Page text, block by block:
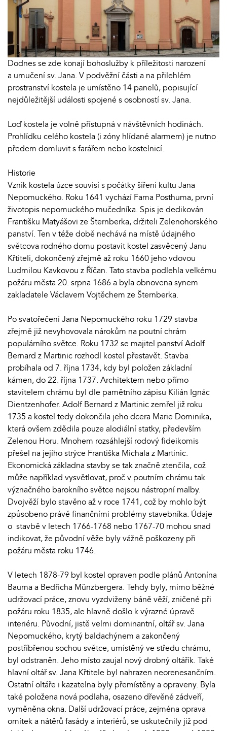
Dodnes se zde konají bohoslužby k příležitosti narození
a umučení sv. Jana. V podvěžní části a na přilehlém
prostranství kostela je umístěno 14 panelů, popisující
nejdůležitější události spojené s osobností sv. Jana.
Loď kostela je volně přístupná v návštěvních hodinách.
Prohlídku celého kostela (i zóny hlídané alarmem) je nutno
předem domluvit s farářem nebo kostelnicí.
Historie
Vznik kostela úzce souvisí s počátky šíření kultu Jana
Nepomuckého. Roku 1641 vychází Fama Posthuma, první
životopis nepomuckého mučedníka. Spis je dedikován
Františku Matyášovi ze Šternberka, držiteli Zelenohorského
panství. Ten v téže době nechává na místě údajného
světcova rodného domu postavit kostel zasvěcený Janu
Křtiteli, dokončený zřejmě až roku 1660 jeho vdovou
Ludmilou Kavkovou z Říčan. Tato stavba podlehla velkému
požáru města 20. srpna 1686 a byla obnovena synem
zakladatele Václavem Vojtěchem ze Šternberka.
Po svatořečení Jana Nepomuckého roku 1729 stavba
zřejmě již nevyhovovala nárokům na poutní chrám
populárního světce. Roku 1732 se majitel panství Adolf
Bernard z Martinic rozhodl kostel přestavět. Stavba
probíhala od 7. října 1734, kdy byl položen základní
kámen, do 22. října 1737. Architektem nebo přímo
stavitelem chrámu byl dle pamětního zápisu Kilián Ignác
Dientzenhofer. Adolf Bernard z Martinic zemřel již roku
1735 a kostel tedy dokončila jeho dcera Marie Dominika,
která ovšem zdědila pouze alodiální statky, především
Zelenou Horu. Mnohem rozsáhlejší rodový fideikomis
přešel na jejího strýce Františka Michala z Martinic.
Ekonomická základna stavby se tak značně ztenčila, což
může například vysvětlovat, proč v poutním chrámu tak
význačného barokního světce nejsou nástropní malby.
Dvojvěží bylo stavěno až v roce 1741, což by mohlo být
způsobeno právě finančními problémy stavebníka. Údaje
o stavbě v letech 1766-1768 nebo 1767-70 mohou snad
indikovat, že původní věže byly vážně poškozeny při
požáru města roku 1746.
V letech 1878-79 byl kostel opraven podle plánů Antonína
Bauma a Bedřicha Münzbergera. Tehdy byly, mimo běžné
udržovací práce, znovu vyzdviženy báně věží, zničené při
požáru roku 1835, ale hlavně došlo k výrazné úpravě
interiéru. Původní, jistě velmi dominantní, oltář sv. Jana
Nepomuckého, krytý baldachýnem a zakončený
postříbřenou sochou světce, umístěný ve středu chrámu,
byl odstraněn. Jeho místo zaujal nový drobný oltářík. Také
hlavní oltář sv. Jana Křtitele byl nahrazen neorenesančním.
Ostatní oltáře i kazatelna byly přemístěny a opraveny. Byla
také položena nová podlaha, osazeno dřevěné zádveří,
vyměněna okna. Další udržovací práce, zejména oprava
omítek a nátěrů fasády a interiérů, se uskutečnily již pod